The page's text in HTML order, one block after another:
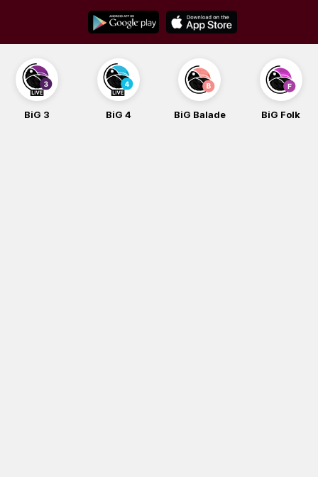
content
BiG 3 BiG 4 BiG Balade BiG Folk